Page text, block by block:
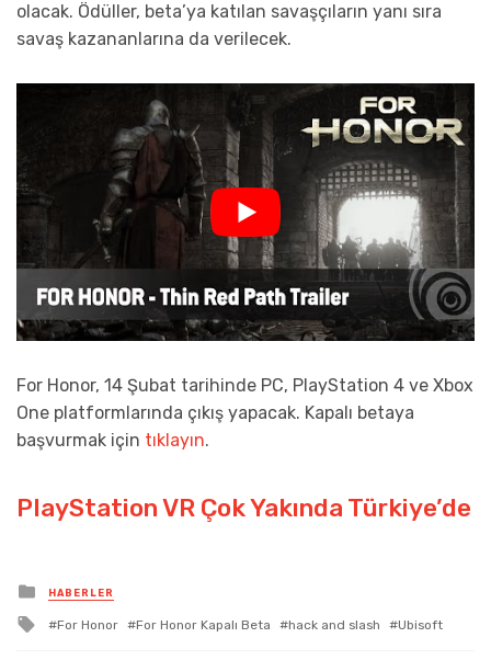
olacak. Ödüller, beta’ya katılan savaşçıların yanı sıra
savaş kazananlarına da verilecek.
For Honor, 14 Şubat tarihinde PC, PlayStation 4 ve Xbox
One platformlarında çıkış yapacak. Kapalı betaya
başvurmak için tıklayın.
PlayStation VR Çok Yakında Türkiye’de
Posted
in
HABERLER
Tagged
For Honor For Honor Kapalı Beta hack and slash Ubisoft